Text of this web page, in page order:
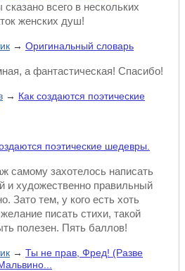
всего в нескольких
женских душ!
→ Оригинальный словарь
а фантастическая! Спасибо!
→ Как создаются поэтические
поэтические шедевры.
самому захотелось написать
и художественно правильный
Зато тем, у кого есть хоть
писать стихи, такой
полезен. Пять баллов!
→ Ты не прав, Фред! (Разве